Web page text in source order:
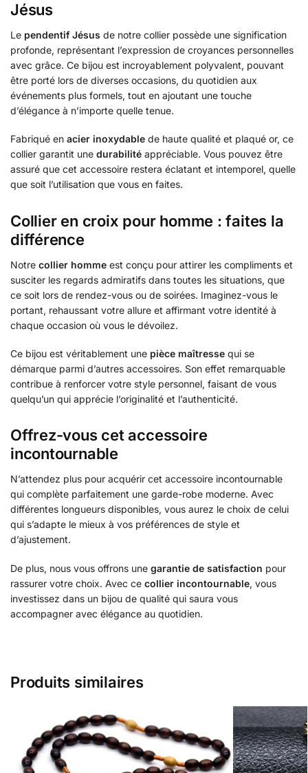
Jésus
Le pendentif Jésus de notre collier possède une signification
profonde, représentant l’expression de croyances personnelles
avec grâce. Ce bijou est incroyablement polyvalent, pouvant
être porté lors de diverses occasions, du quotidien aux
événements plus formels, tout en ajoutant une touche
d’élégance à n’importe quelle tenue.
Fabriqué en acier inoxydable de haute qualité et plaqué or, ce
collier garantit une durabilité appréciable. Vous pouvez être
assuré que cet accessoire restera éclatant et intemporel, quelle
que soit l’utilisation que vous en faites.
Collier en croix pour homme : faites la
différence
Notre collier homme est conçu pour attirer les compliments et
susciter les regards admiratifs dans toutes les situations, que
ce soit lors de rendez-vous ou de soirées. Imaginez-vous le
portant, rehaussant votre allure et affirmant votre identité à
chaque occasion où vous le dévoilez.
Ce bijou est véritablement une pièce maîtresse qui se
démarque parmi d’autres accessoires. Son effet remarquable
contribue à renforcer votre style personnel, faisant de vous
quelqu’un qui apprécie l’originalité et l’authenticité.
Offrez-vous cet accessoire
incontournable
N’attendez plus pour acquérir cet accessoire incontournable
qui complète parfaitement une garde-robe moderne. Avec
différentes longueurs disponibles, vous aurez le choix de celui
qui s’adapte le mieux à vos préférences de style et
d’ajustement.
De plus, nous vous offrons une garantie de satisfaction pour
rassurer votre choix. Avec ce collier incontournable, vous
investissez dans un bijou de qualité qui saura vous
accompagner avec élégance au quotidien.
Produits similaires